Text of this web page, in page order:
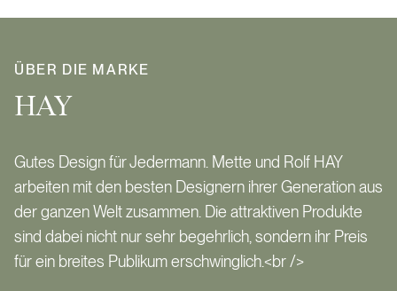
ÜBER DIE MARKE
HAY
Gutes Design für Jedermann. Mette und Rolf HAY
arbeiten mit den besten Designern ihrer Generation aus
der ganzen Welt zusammen. Die attraktiven Produkte
sind dabei nicht nur sehr begehrlich, sondern ihr Preis
für ein breites Publikum erschwinglich.<br />